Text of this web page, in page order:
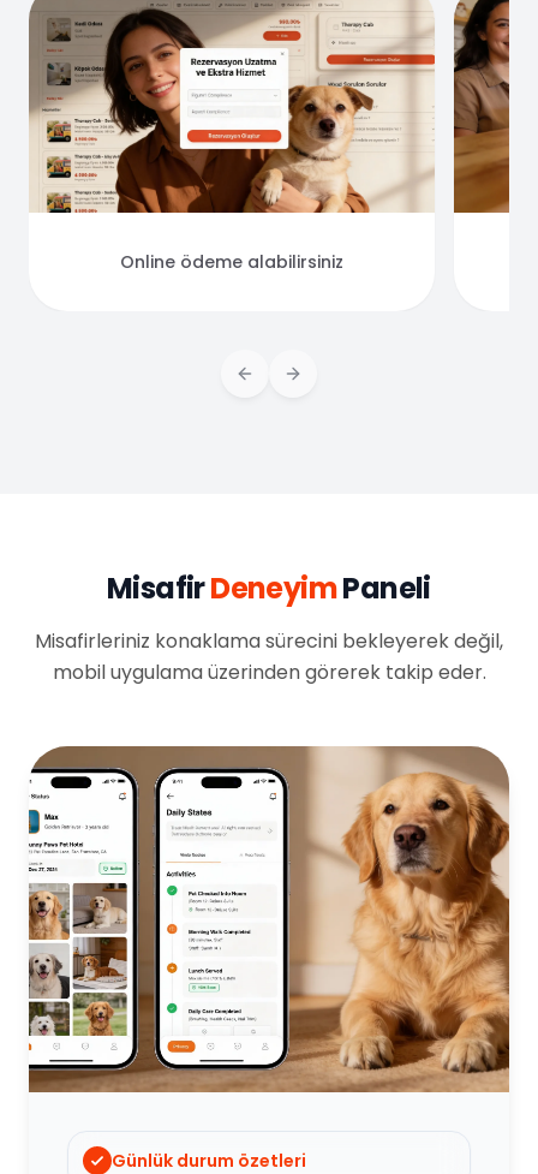
Online ödeme alabilirsiniz
Previous slide
Next slide
MisafirDeneyimPaneli
Misafirleriniz konaklama sürecini bekleyerek değil,
mobil uygulama üzerinden görerek takip eder.
Günlük durum özetleri